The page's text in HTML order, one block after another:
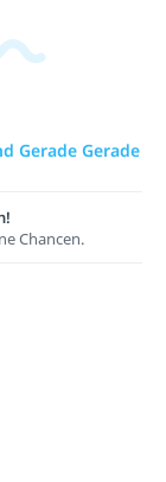
Gerade Gerade
Chancen.